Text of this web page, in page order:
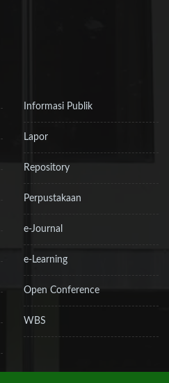
Informasi Publik
Lapor
Repository
Perpustakaan
e-Journal
e-Learning
Open Conference
WBS